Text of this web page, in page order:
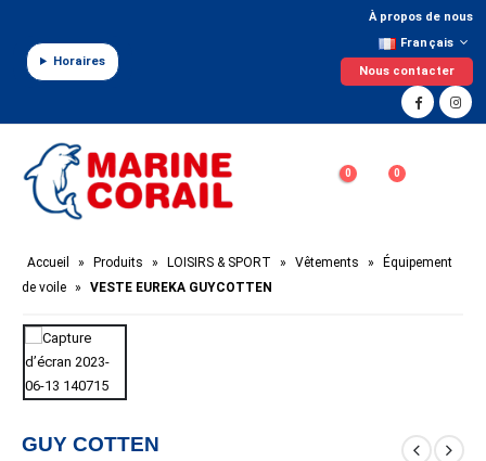
Horaires
À propos de nous
Français
Nous contacter
0 0
Accueil » Produits » LOISIRS & SPORT » Vêtements »
Équipement
de voile » VESTE EUREKA GUYCOTTEN
GUY COTTEN